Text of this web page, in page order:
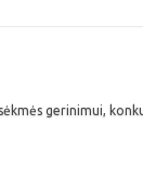
gerinimui,